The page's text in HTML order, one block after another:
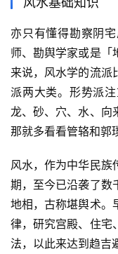
亦只有懂得勘察阴
师、勘舆学家或是「
来说，风水学的流派
派两大类。形势派
龙、砂、穴、水、向
那就多看看管辂和郭
风水，作为中华民族
期，至今已沿袭了数
地相，古称堪舆术。
律，研究宫殿、住宅
法，以此来达到趋吉